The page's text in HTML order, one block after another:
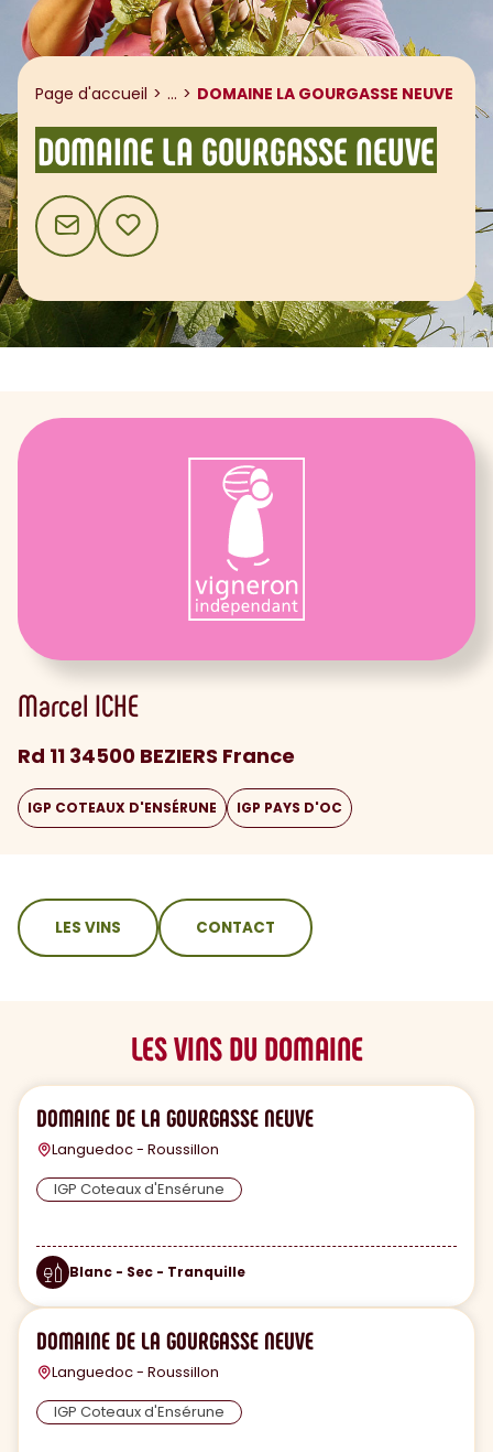
Page d'accueil ... Afficher le fil d'ariane
DOMAINE LA GOURGASSE NEUVE
DOMAINE LA GOURGASSE NEUVE
CONTACTAJOUTER AUX FAVORIS
Marcel ICHE
Rd 11 34500 BEZIERS France
IGP COTEAUX D'ENSÉRUNE IGP PAYS D'OC
sommaire
LES VINS CONTACT
LES VINS DU DOMAINE
DOMAINE DE LA GOURGASSE NEUVE
Languedoc - Roussillon
IGP Coteaux d'Ensérune
Blanc - Sec - Tranquille
DOMAINE DE LA GOURGASSE NEUVE
Languedoc - Roussillon
IGP Coteaux d'Ensérune